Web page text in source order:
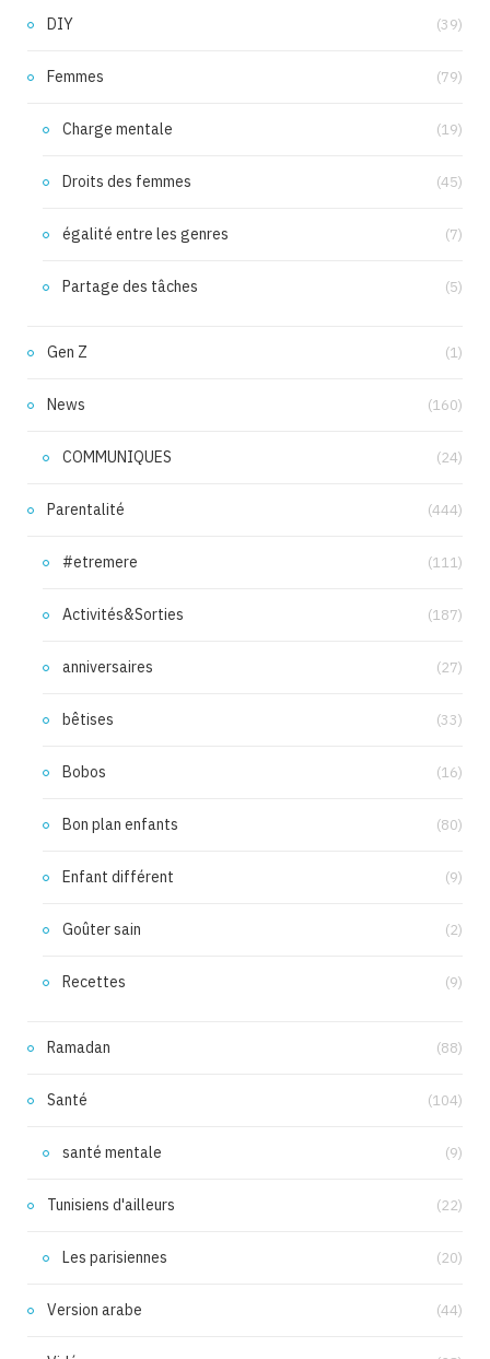
DIY (39)
Femmes (79)
Charge mentale (19)
Droits des femmes (45)
égalité entre les genres (7)
Partage des tâches (5)
Gen Z (1)
News (160)
COMMUNIQUES (24)
Parentalité (444)
#etremere (111)
Activités&Sorties (187)
anniversaires (27)
bêtises (33)
Bobos (16)
Bon plan enfants (80)
Enfant différent (9)
Goûter sain (2)
Recettes (9)
Ramadan (88)
Santé (104)
santé mentale (9)
Tunisiens d'ailleurs (22)
Les parisiennes (20)
Version arabe (44)